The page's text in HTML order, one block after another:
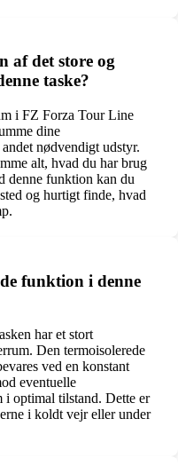
af det store og
taske?
i FZ Forza Tour Line
dine
nødvendigt udstyr.
alt, hvad du har brug
denne funktion kan du
og hurtigt finde, hvad
funktion i denne
har et stort
Den termoisolerede
ved en konstant
eventuelle
i optimal tilstand. Dette er
i koldt vejr eller under